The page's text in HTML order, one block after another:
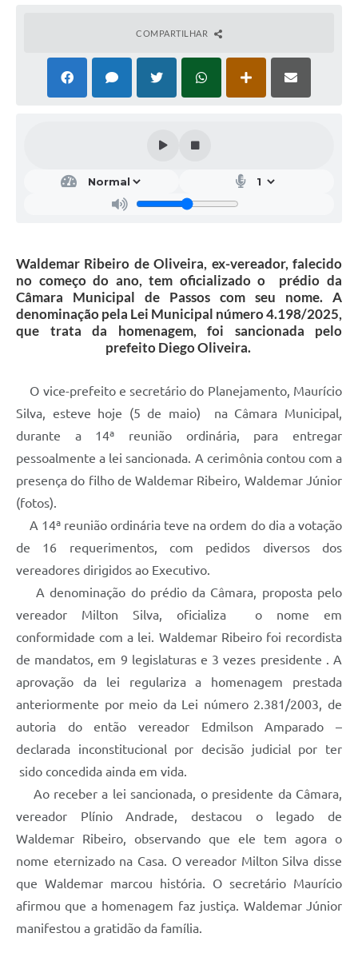
COMPARTILHAR
Waldemar Ribeiro de Oliveira, ex-vereador, falecido
no começo do ano, tem oficializado o prédio da
Câmara Municipal de Passos com seu nome. A
denominação pela Lei Municipal número 4.198/2025,
que trata da homenagem, foi sancionada pelo
prefeito Diego Oliveira.
O vice-prefeito e secretário do Planejamento, Maurício
Silva, esteve hoje (5 de maio) na Câmara Municipal,
durante a 14ª reunião ordinária, para entregar
pessoalmente a lei sancionada. A cerimônia contou com a
presença do filho de Waldemar Ribeiro, Waldemar Júnior
(fotos).
A 14ª reunião ordinária teve na ordem do dia a votação
de 16 requerimentos, com pedidos diversos dos
vereadores dirigidos ao Executivo.
A denominação do prédio da Câmara, proposta pelo
vereador Milton Silva, oficializa o nome em
conformidade com a lei. Waldemar Ribeiro foi recordista
de mandatos, em 9 legislaturas e 3 vezes presidente . A
aprovação da lei regulariza a homenagem prestada
anteriormente por meio da Lei número 2.381/2003, de
autoria do então vereador Edmilson Amparado –
declarada inconstitucional por decisão judicial por ter
sido concedida ainda em vida.
Ao receber a lei sancionada, o presidente da Câmara,
vereador Plínio Andrade, destacou o legado de
Waldemar Ribeiro, observando que ele tem agora o
nome eternizado na Casa. O vereador Milton Silva disse
que Waldemar marcou história. O secretário Maurício
afirmou que a homenagem faz justiça. Waldemar Júnior
manifestou a gratidão da família.